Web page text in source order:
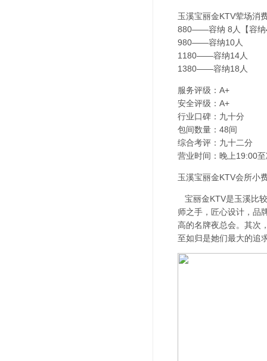
玉溪宝丽金KTV荤场消
880——容纳 8人【容纳
980——容纳10人
1180——容纳14人
1380——容纳18人
服务评级：A+
安全评级：A+
行业口碑：九十分
包间数量：48间
综合考评：九十二分
营业时间：晚上19:00
玉溪宝丽金KTV会所小
宝丽金KTV是玉溪比
师之手，匠心设计，品
高的名牌夜总会。其次
至如归是她们最大的追